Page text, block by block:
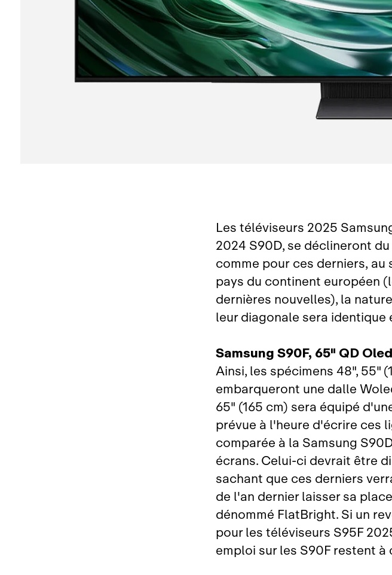
Les téléviseurs 2025
2024 S90D, se déclineront
comme pour ces derniers,
pays du continent européen
dernières nouvelles), la
leur diagonale sera
Samsung S90F, 65" QD
Ainsi, les spécimens 48", 55"
embarqueront une dalle
65" (165 cm) sera équipé
prévue à l'heure d'écrire ces
comparée à la Samsung
écrans. Celui‑ci devrait être
sachant que ces derniers
de l'an dernier laisser sa
dénommé FlatBright. Si un
pour les téléviseurs S95F
emploi sur les S90F restent à